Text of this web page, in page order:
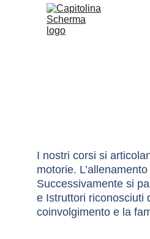
I nostri corsi si
motorie.
Successivamente si
e Istruttori riconosciuti
coinvolgimento e la